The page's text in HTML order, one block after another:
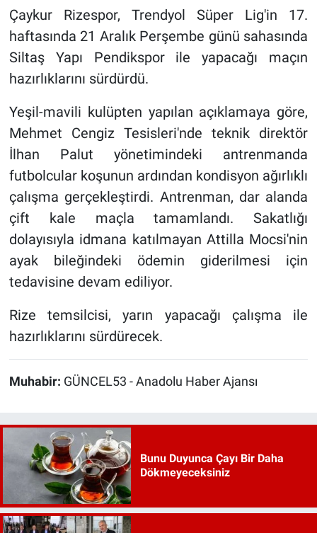
Çaykur Rizespor, Trendyol Süper Lig'in 17.
haftasında 21 Aralık Perşembe günü sahasında
Siltaş Yapı Pendikspor ile yapacağı maçın
hazırlıklarını sürdürdü.
Yeşil-mavili kulüpten yapılan açıklamaya göre,
Mehmet Cengiz Tesisleri'nde teknik direktör
İlhan Palut yönetimindeki antrenmanda
futbolcular koşunun ardından kondisyon ağırlıklı
çalışma gerçekleştirdi. Antrenman, dar alanda
çift kale maçla tamamlandı. Sakatlığı
dolayısıyla idmana katılmayan Attilla Mocsi'nin
ayak bileğindeki ödemin giderilmesi için
tedavisine devam ediliyor.
Rize temsilcisi, yarın yapacağı çalışma ile
hazırlıklarını sürdürecek.
Muhabir: GÜNCEL53 - Anadolu Haber Ajansı
Bunu Duyunca Çayı Bir Daha
Dökmeyeceksiniz